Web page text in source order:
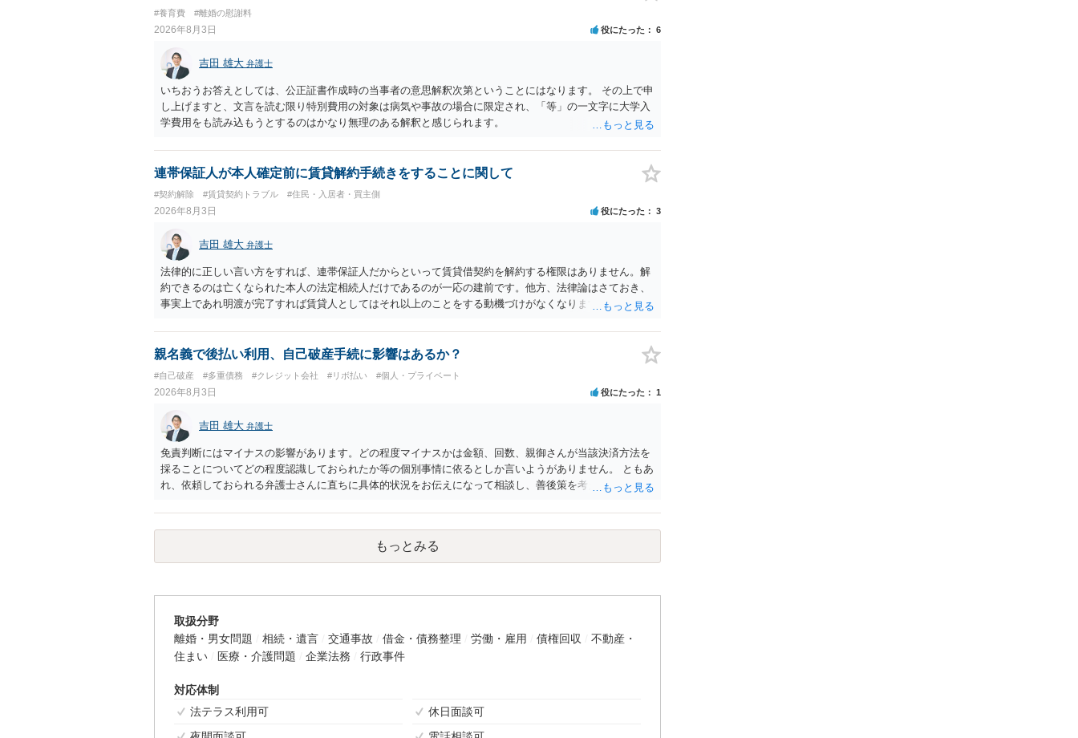
#養育費 #離婚の慰謝料
2026年8月3日 役にたった 6
吉田 雄大 弁護士
いちおうお答えとしては、公正証書作成時の当事者の意思解釈次第ということにはなります。 その上で申
し上げますと、文言を読む限り特別費用の対象は病気や事故の場合に限定され、「等」の一文字に大学入
学費用をも読み込もうとするのはかなり無理のある解釈と感じられます。
連帯保証人が本人確定前に賃貸解約手続きをすることに関して
#契約解除 #賃貸契約トラブル #住民・入居者・買主側
2026年8月3日 役にたった 3
吉田 雄大 弁護士
法律的に正しい言い方をすれば、連帯保証人だからといって賃貸借契約を解約する権限はありません。解
約できるのは亡くなられた本人の法定相続人だけであるのが一応の建前です。他方、法律論はさておき、
事実上であれ明渡が完了すれば賃貸人としてはそれ以上のことをする動機づけがなくなります。 今回進め
が良いと思います。またその方法で進めた方が、連帯保証人であるお知り合いさんにとっても、自身の経
済的負担を最小限に食い止められるため望ましいやり方だといえます。
親名義で後払い利用、自己破産手続に影響はあるか？
#自己破産 #多重債務 #クレジット会社 #リボ払い #個人・プライベート
2026年8月3日 役にたった 1
吉田 雄大 弁護士
免責判断にはマイナスの影響があります。どの程度マイナスかは金額、回数、親御さんが当該決済方法を
採ることについてどの程度認識しておられたか等の個別事情に依るとしか言いようがありません。 ともあ
れ、依頼しておられる弁護士さんに直ちに具体的状況をお伝えになって相談し、善後策を考えることをお
もっとみる
取扱分野
離婚・男女問題
相続・遺言 交通事故 借金・債務整理 労働・雇用 債権回収
不動産・
住まい
医療・介護問題 企業法務 行政事件
対応体制
法テラス利用可
休日面談可